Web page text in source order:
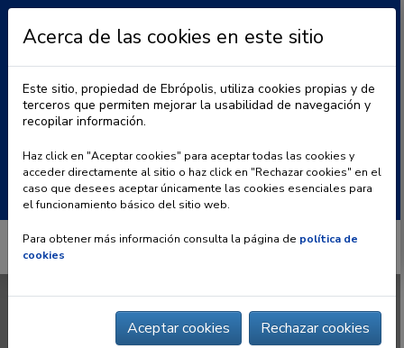
BLOG | CONTACTO
Buscar:
Acerca de las cookies en este sitio
Este sitio, propiedad de Ebrópolis, utiliza cookies propias y de
terceros que permiten mejorar la usabilidad de navegación y
recopilar información.
Haz click en "Aceptar cookies" para aceptar todas las cookies y
acceder directamente al sitio o haz click en "Rechazar cookies" en el
caso que desees aceptar únicamente las cookies esenciales para
el funcionamiento básico del sitio web.
Para obtener más información consulta la página de política de
cookies
Aceptar cookies Rechazar cookies